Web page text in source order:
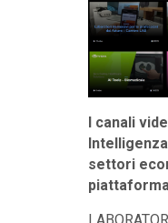
I canali
settori